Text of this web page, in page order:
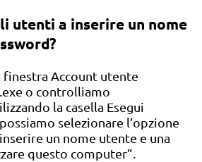
utenti a inserire un nome
finestra Account utente
o controlliamo
la casella Esegui
selezionare l’opzione
un nome utente e una
questo computer”.